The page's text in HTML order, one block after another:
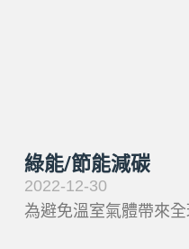
綠能/節能減碳
2022-12-30
為避免溫室氣體帶來